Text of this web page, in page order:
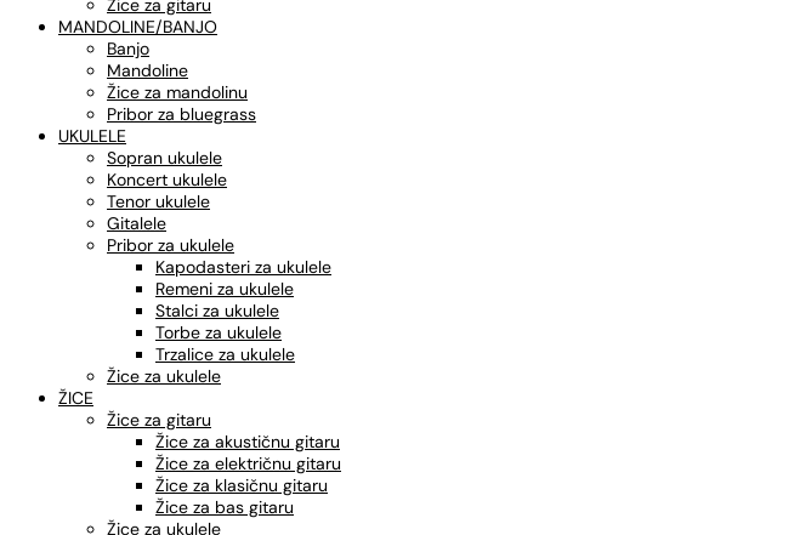
Žice za gitaru
MANDOLINE/BANJO
Banjo
Mandoline
Žice za mandolinu
Pribor za bluegrass
UKULELE
Sopran ukulele
Koncert ukulele
Tenor ukulele
Gitalele
Pribor za ukulele
Kapodasteri za ukulele
Remeni za ukulele
Stalci za ukulele
Torbe za ukulele
Trzalice za ukulele
Žice za ukulele
ŽICE
Žice za gitaru
Žice za akustičnu gitaru
Žice za električnu gitaru
Žice za klasičnu gitaru
Žice za bas gitaru
Žice za ukulele